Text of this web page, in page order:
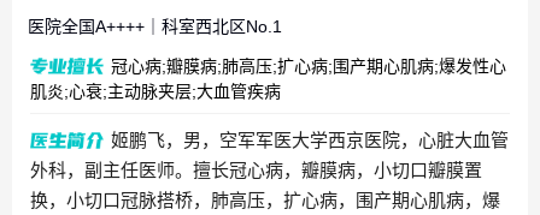
医院全国A++++ 科室西北区No.1
冠心病;瓣膜病;肺高压;扩心病;围产期心肌病;爆发性心
肌炎;心衰;主动脉夹层;大血管疾病
姬鹏飞，男，空军军医大学西京医院，心脏大血管
外科，副主任医师。擅长冠心病，瓣膜病，小切口瓣膜置
换，小切口冠脉搭桥，肺高压，扩心病，围产期心肌病，爆